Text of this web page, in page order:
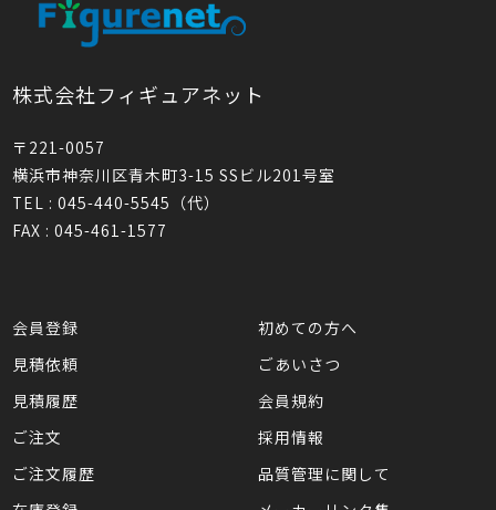
株式会社フィギュアネット
〒221-0057
横浜市神奈川区青木町3-15 SSビル201号室
TEL : 045-440-5545（代）
FAX : 045-461-1577
会員登録
見積依頼
見積履歴
ご注文
ご注文履歴
初めての方へ
ごあいさつ
会員規約
採用情報
品質管理に関して